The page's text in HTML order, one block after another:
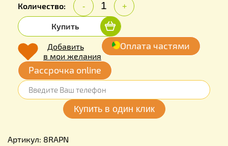
Количество:
- +
Купить
Добавить
в мои желания
Оплата частями
Рассрочка online
Артикул: 8RAPN